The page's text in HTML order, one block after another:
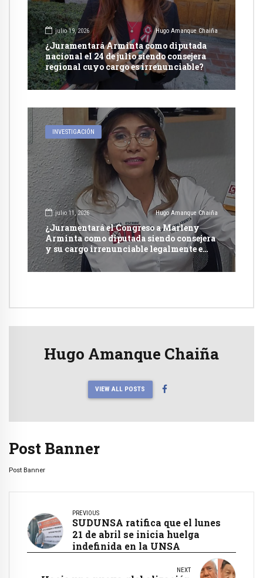
julio 19, 2026 Hugo Amanque Chaiña
¿Juramentará Arminta como diputada
nacional el 24 de julio siendo consejera
regional cuyo cargo es irrenunciable?
INVESTIGACIÓN
julio 11, 2026 Hugo Amanque Chaiña
¿Juramentará el Congreso a Marleny
Arminta como diputada siendo consejera
y su cargo irrenunciable legalmente e
incompatible con otra función pública?
Hugo Amanque Chaiña
VIEW ALL POSTS
Post Banner
Post Banner
PREVIOUS
SUDUNSA ratifica que el lunes
21 de abril se inicia huelga
indefinida en la UNSA
NEXT